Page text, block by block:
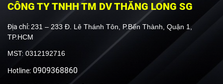
CÔNG TY TNHH TM DV THĂNG LONG SG
Địa chỉ: 231 – 233 Đ. Lê Thánh Tôn, P.Bến Thành, Quận 1,
TP.HCM
MST: 0312192716
Hotline: 0909368860